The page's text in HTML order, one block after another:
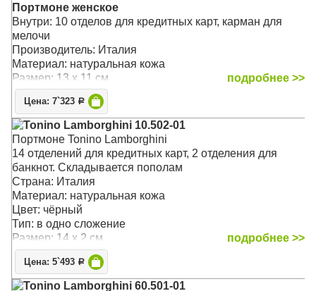
Портмоне женское
Внутри: 10 отделов для кредитных карт, карман для
мелочи
Производитель: Италия
Материал: натуральная кожа
Размер: 13 x 11 см
подробнее >>
Цена: 7`323 Р
Tonino Lamborghini 10.502-01
Портмоне Tonino Lamborghini
14 отделений для кредитных карт, 2 отделения для
банкнот. Складывается пополам
Страна: Италия
Материал: натуральная кожа
Цвет: чёрный
Тип: в одно сложение
Размер: 14 x 2 см
подробнее >>
Цена: 5`493 Р
Tonino Lamborghini 60.501-01